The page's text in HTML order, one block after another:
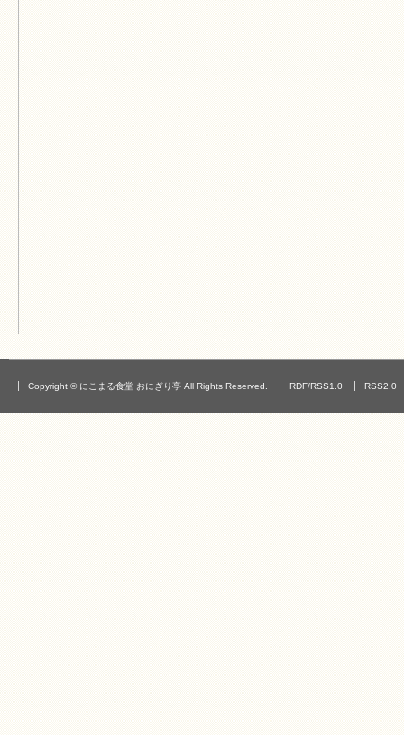
Copyright © にこまる食堂 おにぎり亭 All Rights Reserved. RDF/RSS1.0 RSS2.0